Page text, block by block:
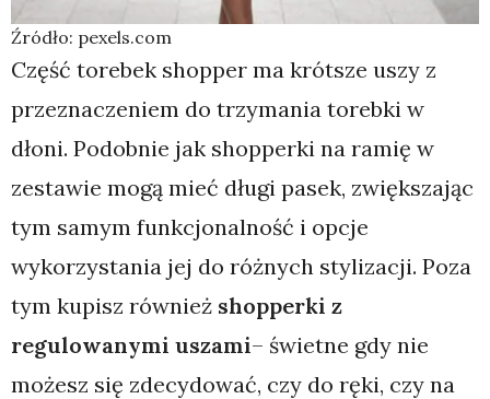
Źródło: pexels.com
Część torebek shopper ma krótsze uszy z
przeznaczeniem do trzymania torebki w
dłoni. Podobnie jak shopperki na ramię w
zestawie mogą mieć długi pasek, zwiększając
tym samym funkcjonalność i opcje
wykorzystania jej do różnych stylizacji. Poza
tym kupisz również shopperki z
regulowanymi uszami– świetne gdy nie
możesz się zdecydować, czy do ręki, czy na